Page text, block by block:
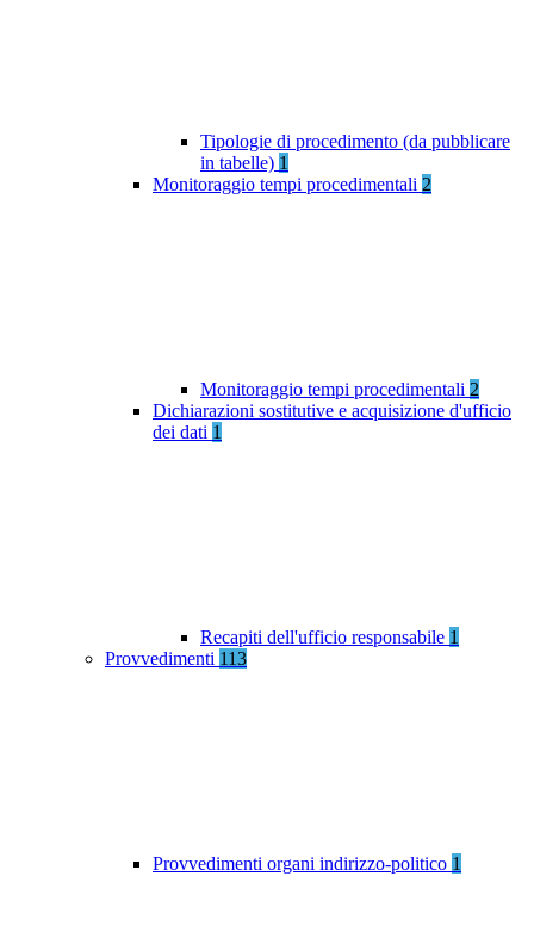
Tipologie di procedimento (da pubblicare
in tabelle) 1
Monitoraggio tempi procedimentali 2
Monitoraggio tempi procedimentali 2
Dichiarazioni sostitutive e acquisizione d'ufficio
dei dati 1
Recapiti dell'ufficio responsabile 1
Provvedimenti 113
Provvedimenti organi indirizzo-politico 1